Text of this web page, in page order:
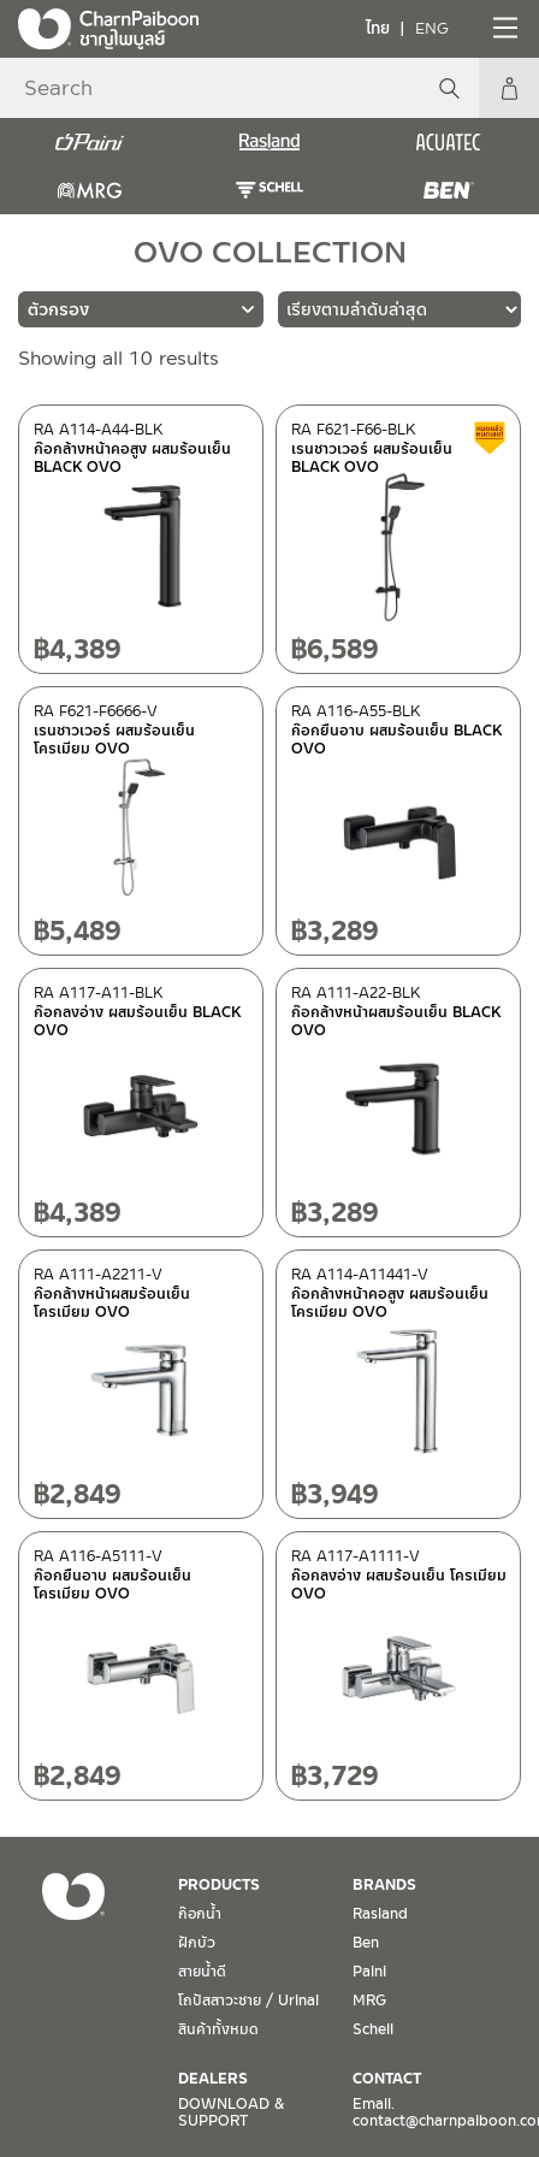
ไทย ENG
OVO COLLECTION
แบรนด์
RASLAND (10)
วัสดุ
ดูรายละเอียดวัสดุแยกชิ้น ในรายละเอียดวัสดุ(2)
ทองเหลือง(8)
โครเมียมเงา
หมวดสินค้า
Rasland-Fittings(10)
สถานะสินค้าขายปกติ
มีสต็อกปกติ
Showing all 10 results
latest
ก๊อกล้างหน้าคอสูง ผสมร้อนเย็น
BLACK OVO
RA A114-A44-BLK
฿4,389
เรนชาวเวอร์ ผสมร้อนเย็น
BLACK OVO
RA F621-F66-BLK
฿6,589
เรนชาวเวอร์ ผสมร้อนเย็น
โครเมียม OVO
RA F621-F6666-V
฿5,489
ก๊อกยืนอาบ ผสมร้อนเย็น BLACK
OVO
RA A116-A55-BLK
฿3,289
ก๊อกลงอ่าง ผสมร้อนเย็น BLACK
OVO
RA A117-A11-BLK
฿4,389
ก๊อกล้างหน้าผสมร้อนเย็น BLACK
OVO
RA A111-A22-BLK
฿3,289
ก๊อกล้างหน้าผสมร้อนเย็น
โครเมียม OVO
RA A111-A2211-V
฿2,849
ก๊อกล้างหน้าคอสูง ผสมร้อนเย็น
โครเมียม OVO
RA A114-A11441-V
฿3,949
ก๊อกยืนอาบ ผสมร้อนเย็น
โครเมียม OVO
RA A116-A5111-V
฿2,849
ก๊อกลงอ่าง ผสมร้อนเย็น โครเมียม
OVO
RA A117-A1111-V
฿3,729
PRODUCTS
ก๊อกน้ำ
ฝักบัว
สายน้ำดี
โถปัสสาวะชาย / Urinal
สินค้าทั้งหมด
BRANDS
Rasland
Ben
Paini
MRG
Schell
DEALERS
DOWNLOAD &
SUPPORT
CONTACT
Email.